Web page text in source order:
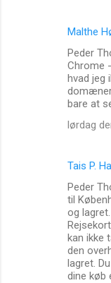
Malthe
Peder
Chrome
hvad jeg
bare at
lørdag
Tais P.
Peder
til
og
kan ikke
den
lagret.
dine køb